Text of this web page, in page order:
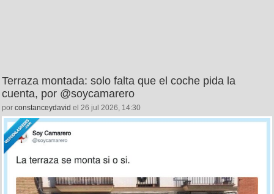
Terraza montada: solo falta que el coche pida la
cuenta, por @soycamarero
por constanceydavid el 26 jul 2026, 14:30